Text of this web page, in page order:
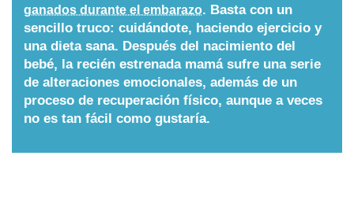
Nombres
Cuentos
ganados durante el embarazo. Basta con un
sencillo truco: cuidándote, haciendo ejercicio y
una dieta sana. Después del nacimiento del
bebé, la recién estrenada mamá sufre una serie
de alteraciones emocionales, además de un
proceso de recuperación físico, aunque a veces
no es tan fácil como gustaría.